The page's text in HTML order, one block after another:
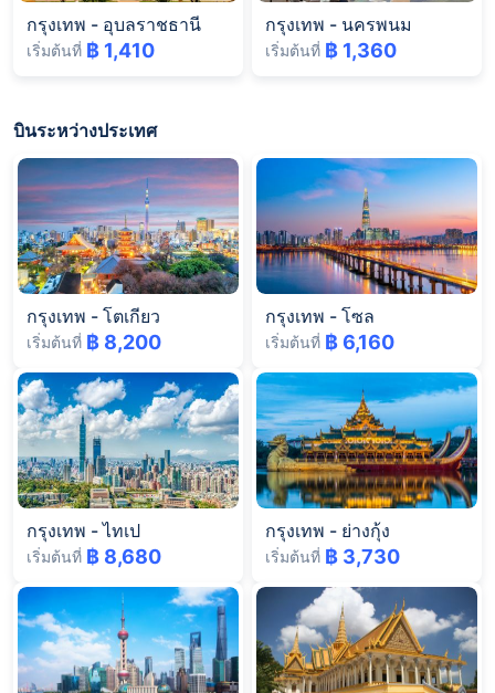
กรุงเทพ - อุบลราชธานี
เริ่มต้นที่ ฿ 1,410
กรุงเทพ - นครพนม
เริ่มต้นที่ ฿ 1,360
บินระหว่างประเทศ
กรุงเทพ - โตเกียว
เริ่มต้นที่ ฿ 8,200
กรุงเทพ - โซล
เริ่มต้นที่ ฿ 6,160
กรุงเทพ -ไทเป
เริ่มต้นที่ ฿ 8,680
กรุงเทพ - ย่างกุ้ง
เริ่มต้นที่ ฿ 3,730